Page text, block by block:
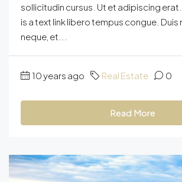
sollicitudin cursus. Ut et adipiscing
is a text link libero tempus congue.
neque, et...
10 years ago Real Estate 0
Read More